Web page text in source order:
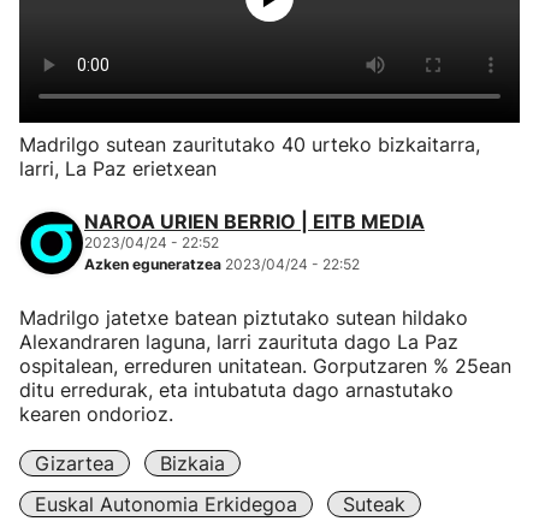
Madrilgo sutean zauritutako 40 urteko bizkaitarra,
larri, La Paz erietxean
NAROA URIEN BERRIO | EITB MEDIA
2023/04/24 - 22:52
Azken eguneratzea 2023/04/24 - 22:52
Madrilgo jatetxe batean piztutako sutean hildako
Alexandraren laguna, larri zaurituta dago La Paz
ospitalean, erreduren unitatean. Gorputzaren % 25ean
ditu erredurak, eta intubatuta dago arnastutako
kearen ondorioz.
Gizartea
Bizkaia
Euskal Autonomia Erkidegoa
Suteak